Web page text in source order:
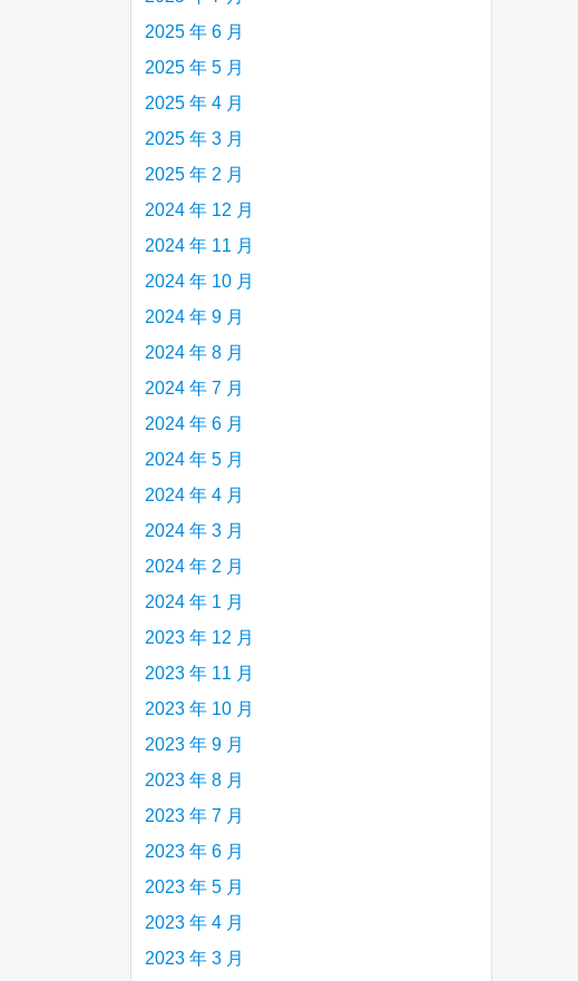
2025 年 6 月
2025 年 5 月
2025 年 4 月
2025 年 3 月
2025 年 2 月
2024 年 12 月
2024 年 11 月
2024 年 10 月
2024 年 9 月
2024 年 8 月
2024 年 7 月
2024 年 6 月
2024 年 5 月
2024 年 4 月
2024 年 3 月
2024 年 2 月
2024 年 1 月
2023 年 12 月
2023 年 11 月
2023 年 10 月
2023 年 9 月
2023 年 8 月
2023 年 7 月
2023 年 6 月
2023 年 5 月
2023 年 4 月
2023 年 3 月